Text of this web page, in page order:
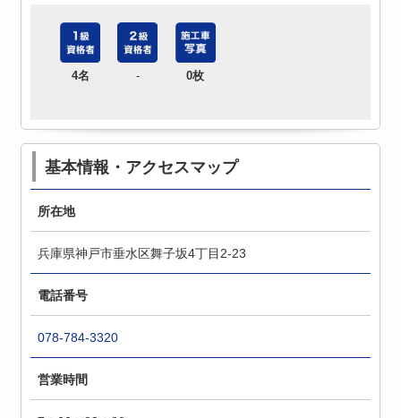
4名 - 0枚
基本情報・アクセスマップ
所在地
兵庫県神戸市垂水区舞子坂4丁目2-23
電話番号
078-784-3320
営業時間